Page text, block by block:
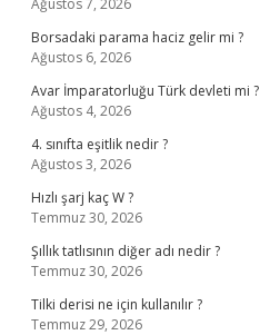
Ağustos 7, 2026
Borsadaki parama haciz gelir mi ?
Ağustos 6, 2026
Avar İmparatorluğu Türk devleti mi ?
Ağustos 4, 2026
4. sınıfta eşitlik nedir ?
Ağustos 3, 2026
Hızlı şarj kaç W ?
Temmuz 30, 2026
Şıllık tatlısının diğer adı nedir ?
Temmuz 30, 2026
Tilki derisi ne için kullanılır ?
Temmuz 29, 2026